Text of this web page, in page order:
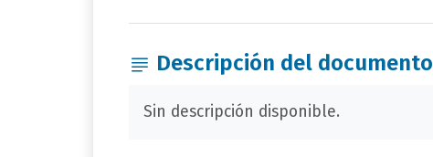
Descripción del documento
Sin descripción disponible.